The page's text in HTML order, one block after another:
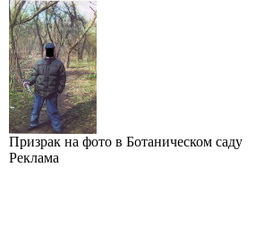
Призрак на фото в Ботаническом саду
Реклама